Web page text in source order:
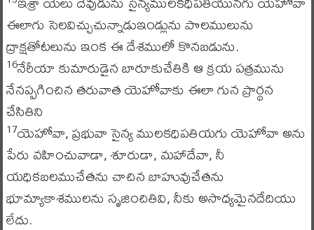
ఈలాగు సెలవిచ్చుచున్నాడుఇండ్లును పొలములును
ద్రాక్షతోటలును ఇంక ఈ దేశములో కొనబడును.
16నేరీయా కుమారుడైన బారూకుచేతికి ఆ క్రయ పత్రమును
నేనప్పగించిన తరువాత యెహోవాకు ఈలా గున ప్రార్థన
చేసితిని
17యెహోవా, ప్రభువా సైన్య ములకధిపతియగు యెహోవా అను
పేరు వహించువాడా, శూరుడా, మహాదేవా, నీ
యధికబలముచేతను చాచిన బాహువుచేతను
భూమ్యాకాశములను సృజించితివి, నీకు అసాధ్యమైనదేదియు
లేదు.